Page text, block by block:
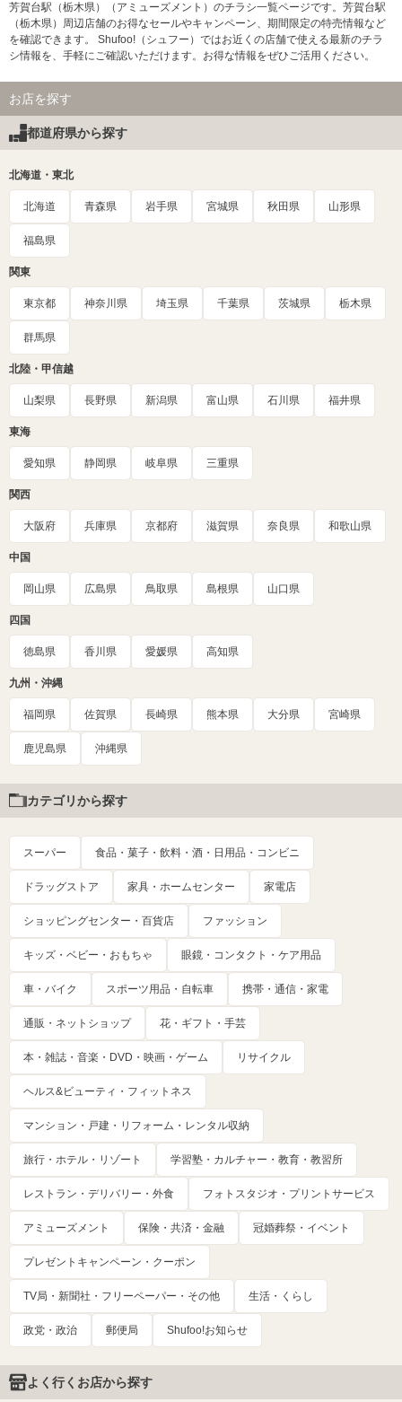
芳賀台駅（栃木県）（アミューズメント）のチラシ一覧ページです。芳賀台駅
（栃木県）周辺店舗のお得なセールやキャンペーン、期間限定の特売情報など
を確認できます。 Shufoo!（シュフー）ではお近くの店舗で使える最新のチラ
シ情報を、手軽にご確認いただけます。お得な情報をぜひご活用ください。
お店を探す
都道府県から探す
北海道・東北
北海道 青森県 岩手県 宮城県 秋田県 山形県
福島県
関東
東京都 神奈川県 埼玉県 千葉県 茨城県 栃木県
群馬県
北陸・甲信越
山梨県 長野県 新潟県 富山県 石川県 福井県
東海
愛知県 静岡県 岐阜県 三重県
関西
大阪府 兵庫県 京都府 滋賀県 奈良県 和歌山県
中国
岡山県 広島県 鳥取県 島根県 山口県
四国
徳島県 香川県 愛媛県 高知県
九州・沖縄
福岡県 佐賀県 長崎県 熊本県 大分県 宮崎県
鹿児島県 沖縄県
カテゴリから探す
スーパー 食品・菓子・飲料・酒・日用品・コンビニ
ドラッグストア 家具・ホームセンター 家電店
ショッピングセンター・百貨店 ファッション
キッズ・ベビー・おもちゃ 眼鏡・コンタクト・ケア用品
車・バイク スポーツ用品・自転車 携帯・通信・家電
通販・ネットショップ 花・ギフト・手芸
本・雑誌・音楽・DVD・映画・ゲーム リサイクル
ヘルス&ビューティ・フィットネス
マンション・戸建・リフォーム・レンタル収納
旅行・ホテル・リゾート 学習塾・カルチャー・教育・教習所
レストラン・デリバリー・外食 フォトスタジオ・プリントサービス
アミューズメント 保険・共済・金融 冠婚葬祭・イベント
プレゼントキャンペーン・クーポン
TV局・新聞社・フリーペーパー・その他 生活・くらし
政党・政治 郵便局 Shufoo!お知らせ
よく行くお店から探す